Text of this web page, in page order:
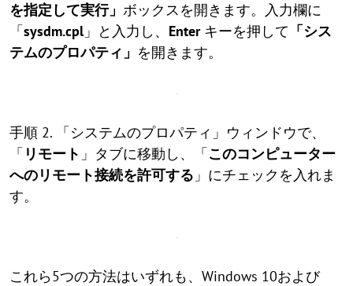
を指定して実行」 ボックスを開きます。入力欄に
「sysdm.cpl」と入力し、 Enterキーを押して 「シス
テムのプロパティ」 を開きます。
手順 2. 「システムのプロパティ」ウィンドウで、
「 リモート 」タブに移動し、「このコンピューター
へのリモート接続を許可する 」にチェックを入れま
す。
これら5つの方法はいずれも、Windows 10および